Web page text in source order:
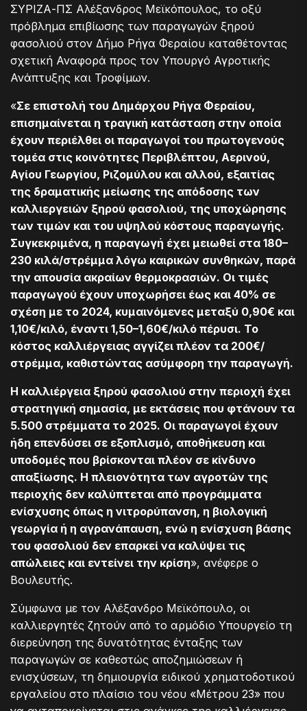
ΣΥΡΙΖΑ-ΠΣ Αλέξανδρος Μεϊκόπουλος, το οξύ
πρόβλημα επιβίωσης των παραγωγών ξηρού
φασολιού στον Δήμο Ρήγα Φεραίου καταθέτοντας
σχετική Αναφορά προς τον Υπουργό Αγροτικής
Ανάπτυξης και Τροφίμων.
«Σε επιστολή του Δημάρχου Ρήγα Φεραίου,
επισημαίνεται η τραγική κατάσταση στην οποία
έχουν περιέλθει οι παραγωγοί του πρωτογενούς
τομέα στις κοινότητες Περιβλέπτου, Αερινού,
Αγίου Γεωργίου, Ριζομύλου και αλλού, εξαιτίας
της δραματικής μείωσης της απόδοσης των
καλλιεργειών ξηρού φασολιού, της υποχώρησης
των τιμών και του υψηλού κόστους παραγωγής.
Συγκεκριμένα, η παραγωγή έχει μειωθεί στα 180–
230 κιλά/στρέμμα λόγω καιρικών συνθηκών, παρά
την απουσία ακραίων θερμοκρασιών. Οι τιμές
παραγωγού έχουν υποχωρήσει έως και 40% σε
σχέση με το 2024, κυμαινόμενες μεταξύ 0,90€ και
1,10€/κιλό, έναντι 1,50–1,60€/κιλό πέρυσι. Το
κόστος καλλιέργειας αγγίζει πλέον τα 200€/
στρέμμα, καθιστώντας ασύμφορη την παραγωγή.
Η καλλιέργεια ξηρού φασολιού στην περιοχή έχει
στρατηγική σημασία, με εκτάσεις που φτάνουν τα
5.500 στρέμματα το 2025. Οι παραγωγοί έχουν
ήδη επενδύσει σε εξοπλισμό, αποθήκευση και
υποδομές που βρίσκονται πλέον σε κίνδυνο
απαξίωσης. Η πλειονότητα των αγροτών της
περιοχής δεν καλύπτεται από προγράμματα
ενίσχυσης όπως η νιτρορύπανση, η βιολογική
γεωργία ή η αγρανάπαυση, ενώ η ενίσχυση βάσης
του φασολιού δεν επαρκεί να καλύψει τις
απώλειες και εντείνει την κρίση», ανέφερε ο
Βουλευτής.
Σύμφωνα με τον Αλέξανδρο Μεϊκόπουλο, οι
καλλιεργητές ζητούν από το αρμόδιο Υπουργείο τη
διερεύνηση της δυνατότητας ένταξης των
παραγωγών σε καθεστώς αποζημιώσεων ή
ενισχύσεων, τη δημιουργία ειδικού χρηματοδοτικού
εργαλείου στο πλαίσιο του νέου «Μέτρου 23» που